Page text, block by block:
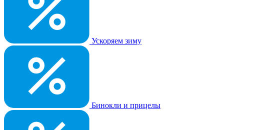
Ускоряем зиму
Бинокли и прицелы